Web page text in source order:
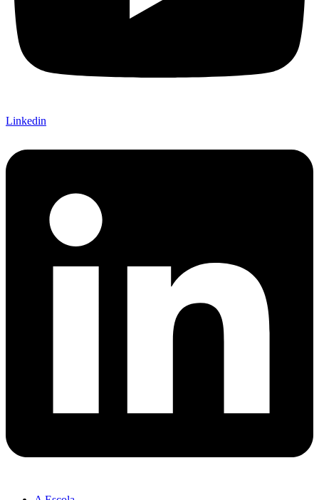
Linkedin